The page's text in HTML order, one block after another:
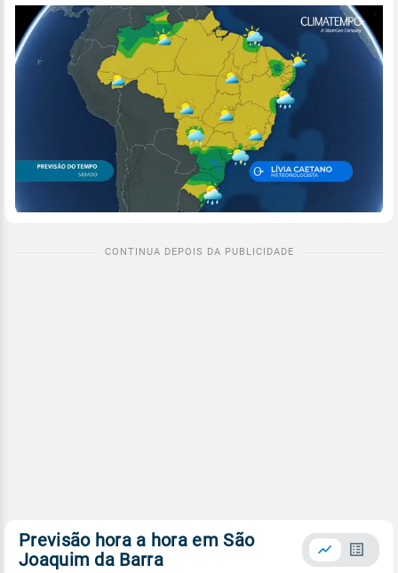
Previsão hora a hora em São
Joaquim da Barra